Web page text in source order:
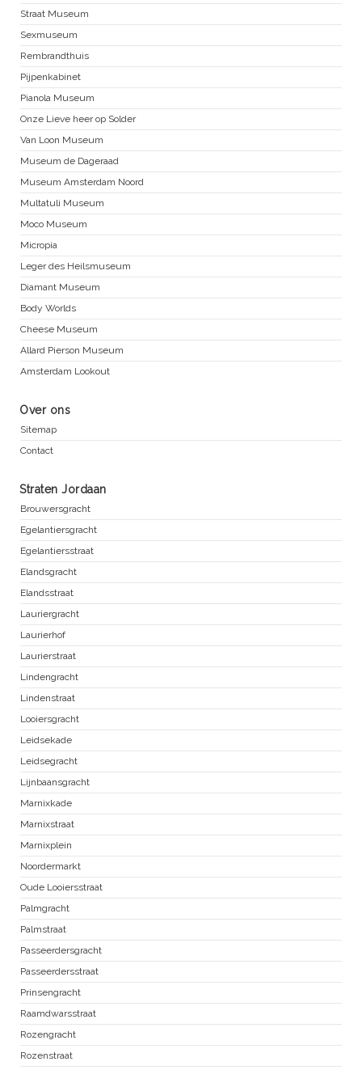
Straat Museum
Sexmuseum
Rembrandthuis
Pijpenkabinet
Pianola Museum
Onze Lieve heer op Solder
Van Loon Museum
Museum de Dageraad
Museum Amsterdam Noord
Multatuli Museum
Moco Museum
Micropia
Leger des Heilsmuseum
Diamant Museum
Body Worlds
Cheese Museum
Allard Pierson Museum
Amsterdam Lookout
Over ons
Sitemap
Contact
Straten Jordaan
Brouwersgracht
Egelantiersgracht
Egelantiersstraat
Elandsgracht
Elandsstraat
Lauriergracht
Laurierhof
Laurierstraat
Lindengracht
Lindenstraat
Looiersgracht
Leidsekade
Leidsegracht
Lijnbaansgracht
Marnixkade
Marnixstraat
Marnixplein
Noordermarkt
Oude Looiersstraat
Palmgracht
Palmstraat
Passeerdersgracht
Passeerdersstraat
Prinsengracht
Raamdwarsstraat
Rozengracht
Rozenstraat